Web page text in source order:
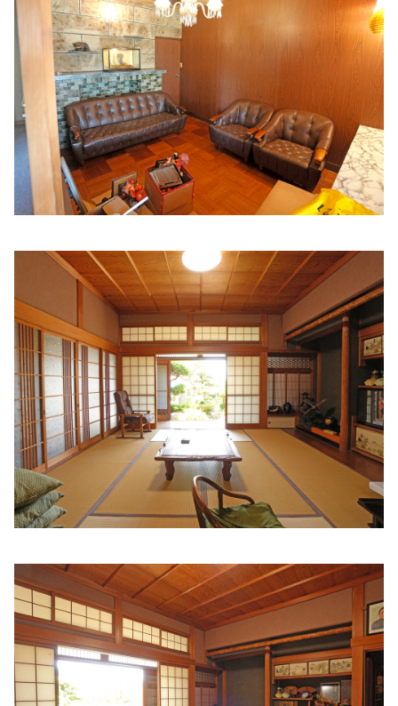
住所:和歌山県和歌山市小松原通１丁目１−１１
マップで見
和田医院
住所:和歌山県和歌山市北ノ新地上六軒丁１
野村内科医院
住所:和歌山県和歌山市中之島６８８−１ マップで見る
平井診療所
住所:和歌山県和歌山市土入２９１−８６ マップで見る
阪井循環器内科医院
ップで見る
長谷川内科医院
和歌山県和歌山市栄谷２−３ マップで見る
瀬藤病院 / 介護医療院ふじの郷
住所:和歌山県和歌山市岡山丁７１ マップで見る
坂井医院
住所:
和歌山県和歌山市黒田１丁目４−８ マップで見る
ゆうゆうクリニック
住所:和歌山県和歌山市福島２６９−８ マップで見る
ほんだ内科クリニック
住所:和歌山県和歌山市福島８８−５ マップで見る
ップで見る
ありた内科・循環器内科クリニック
住所:和歌山県和歌山市梶取 1番26 マップで見る
坂本内科
住所:和歌山県和歌山市今福４丁目１−９ マップで見る